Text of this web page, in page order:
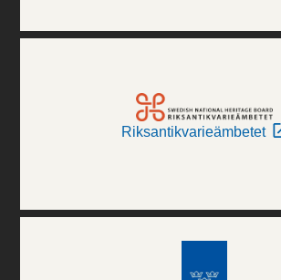
Riksantikvarieämbetet